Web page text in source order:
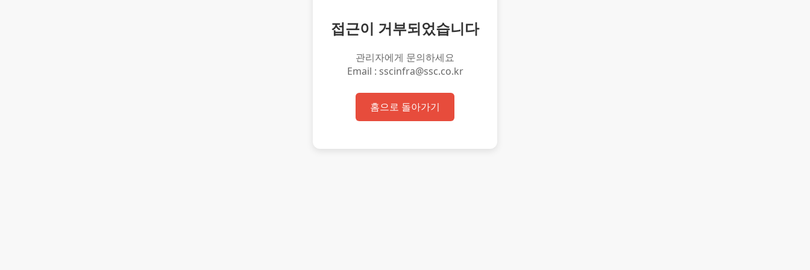
접근이 거부되었습니다
관리자에게 문의하세요
Email : sscinfra@ssc.co.kr
홈으로 돌아가기